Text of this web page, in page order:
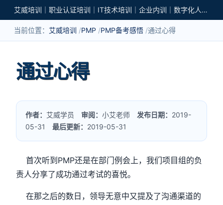
艾威培训｜职业认证培训｜IT技术培训｜企业内训｜数字化人才培养
当前位置： 艾威培训 PMP PMP备考感悟 通过心得
通过心得
作者： 艾威学员 审阅：小艾老师 发布日期： 2019-
05-31最后更新： 2019-05-31
首次听到PMP还是在部门例会上，我们项目组的负
责人分享了成功通过考试的喜悦。
在那之后的数日，领导无意中又提及了沟通渠道的